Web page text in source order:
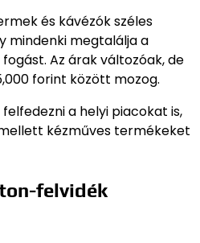
és kávézók széles
mindenki megtalálja a
Az árak változóak, de
forint között mozog.
a helyi piacokat is,
kézműves termékeket
felvidék